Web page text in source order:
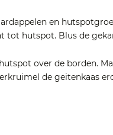
en
tot hutspot. Blus de
over de borden.
de geitenkaas